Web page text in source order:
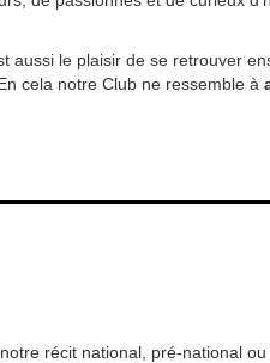
aussi le plaisir de se retrouver
En cela notre Club ne ressemble à
récit national, pré-national